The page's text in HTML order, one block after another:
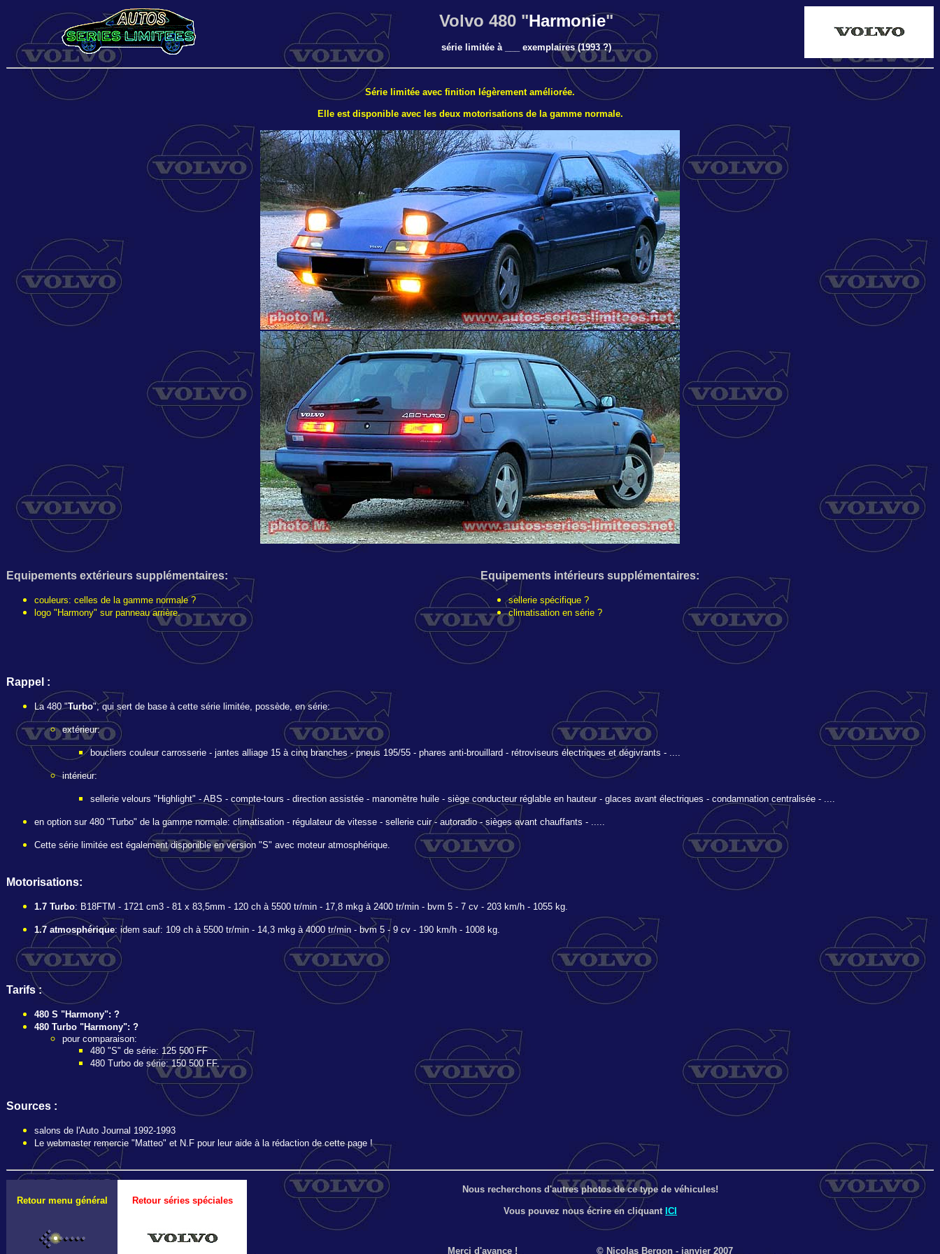
Volvo 480 "Harmonie"
série limitée à ___ exemplaires (1993 ?)
Série limitée avec finition légèrement améliorée.
Elle est disponible avec les deux motorisations de la gamme normale.
Equipements extérieurs supplémentaires:
couleurs: celles de la gamme normale ?
logo "Harmony" sur panneau arrière.
Equipements intérieurs supplémentaires:
sellerie spécifique ?
climatisation en série ?
Rappel :
La 480 "Turbo", qui sert de base à cette série limitée, possède, en série:
extérieur:
boucliers couleur carrosserie - jantes alliage 15 à cinq branches - pneus 195/55 - phares anti-brouillard - rétroviseurs électriques et dégivrants - ....
intérieur:
sellerie velours "Highlight" - ABS - compte-tours - direction assistée - manomètre huile - siège conducteur réglable en hauteur - glaces avant électriques - condamnation centralisée - ....
en option sur 480 "Turbo" de la gamme normale: climatisation - régulateur de vitesse - sellerie cuir - autoradio - sièges avant chauffants - .....
Cette série limitée est également disponible en version "S" avec moteur atmosphérique.
Motorisations:
1.7 Turbo: B18FTM - 1721 cm3 - 81 x 83,5mm - 120 ch à 5500 tr/min - 17,8 mkg à 2400 tr/min - bvm 5 - 7 cv - 203 km/h - 1055 kg.
1.7 atmosphérique: idem sauf: 109 ch à 5500 tr/min - 14,3 mkg à 4000 tr/min - bvm 5 - 9 cv - 190 km/h - 1008 kg.
Tarifs :
480 S "Harmony": ?
480 Turbo "Harmony": ?
pour comparaison:
480 "S" de série: 125 500 FF
480 Turbo de série: 150 500 FF.
Sources :
salons de l'Auto Journal 1992-1993
Le webmaster remercie "Matteo" et N.F pour leur aide à la rédaction de cette page !
Retour menu général Retour séries spéciales
Nous recherchons d'autres photos de ce type de véhicules!
Vous pouvez nous écrire en cliquant ICI
Merci d'avance ! © Nicolas Bergon - janvier 2007